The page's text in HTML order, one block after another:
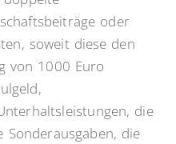
oder
soweit diese den
von 1000 Euro
die
die